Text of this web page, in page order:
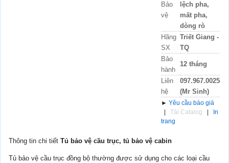
Bảo
vệ
lệch pha,
mất pha,
dòng rò
Hãng
SX
Triết Giang -
TQ
Bảo
hành
12 tháng
Liên
hệ
097.967.0025
(Mr Sinh)
► Yêu cầu báo giá
Tải Catalog
In
trang
Thông tin chi tiết Tủ bảo vệ cầu trục, tủ bảo vệ cabin
Tủ bảo vệ cầu trục đồng bộ thường được sử dụng cho các loại cầu